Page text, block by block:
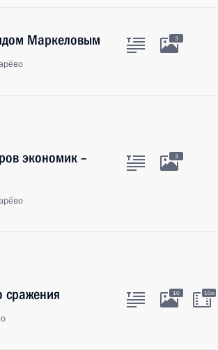
Маркеловым 3
экономик –
3
сражения
10 10м